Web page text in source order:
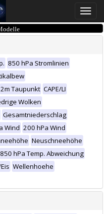
Toggle
850 hPa Stromlinien
2m Taupunkt CAPE/LI
Wolken
Gesamtniederschlag
Wind 200 hPa Wind
Neuschneehöhe
850 hPa Temp. Abweichung
Wellenhoehe